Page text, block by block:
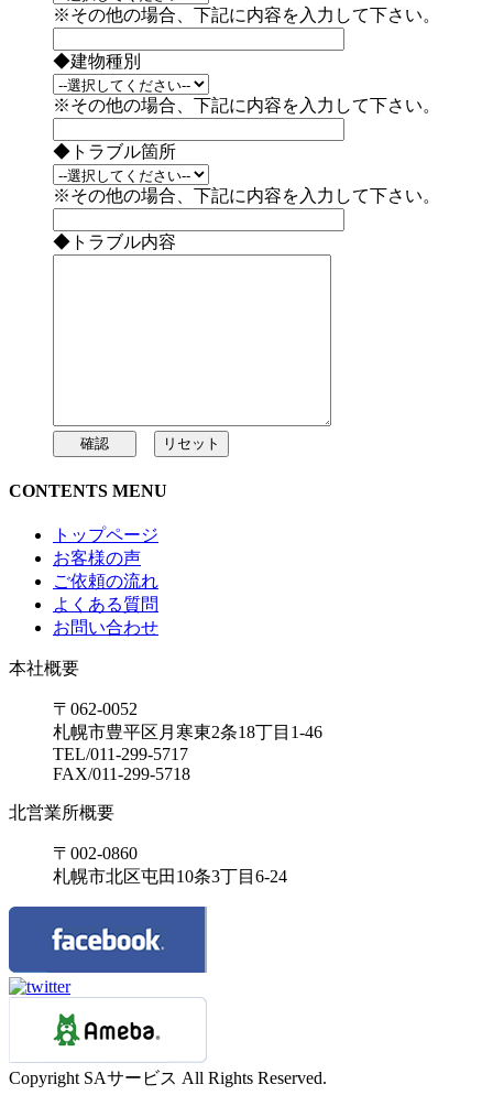
※その他の場合、下記に内容を入力して下さい。
◆建物種別
※その他の場合、下記に内容を入力して下さい。
◆トラブル箇所
※その他の場合、下記に内容を入力して下さい。
◆トラブル内容
CONTENTS MENU
トップページ
お客様の声
ご依頼の流れ
よくある質問
お問い合わせ
本社概要
〒062-0052
札幌市豊平区月寒東2条18丁目1-46
TEL/011-299-5717
FAX/011-299-5718
北営業所概要
〒002-0860
札幌市北区屯田10条3丁目6-24
Copyright SAサービス All Rights Reserved.